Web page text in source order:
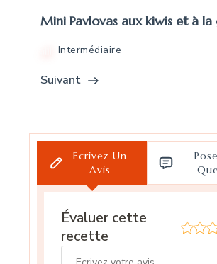
Mini Pavlovas aux kiwis et à
Intermédiaire
Suivant
Ecrivez Un
Avis
Évaluer cette
recette